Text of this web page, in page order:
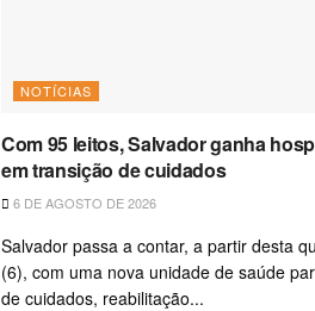
NOTÍCIAS
Com 95 leitos, Salvador ganha
em transição de cuidados
6 DE AGOSTO DE 2026
Salvador passa a contar, a partir desta
(6), com uma nova unidade de saúde
de cuidados, reabilitação...